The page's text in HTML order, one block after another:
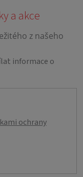
informace o
ochrany